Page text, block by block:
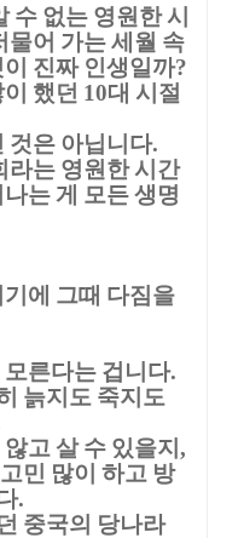
수 없는 영원한 시
물어 가는 세월 속
진짜 인생일까?
했던 10대 시절
것은 아닙니다.
라는 영원한 시간
는 게 모든 생명
에 그때 다짐을
른다는 겁니다.
늙지도 죽지도
고 살 수 있을지 ,
민 많이 하고 방
.
중국의 당나라